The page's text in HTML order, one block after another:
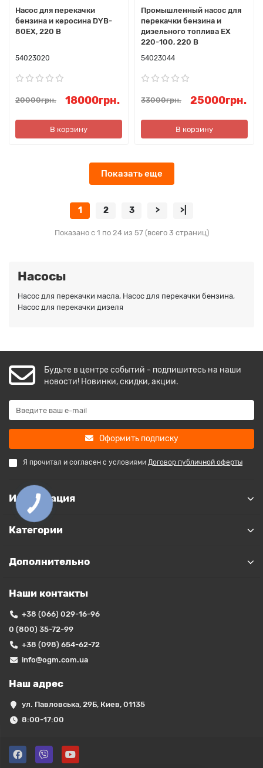
Насос для перекачки
бензина и керосина DYB-
80EX, 220 В
54023020
20000грн. 18000грн.
В корзину
Промышленный насос для
перекачки бензина и
дизельного топлива EX
220-100, 220 В
54023044
33000грн. 25000грн.
В корзину
Показать еще
1 2 3 > >|
Показано с 1 по 24 из 57 (всего 3 страниц)
Насосы
Насос для перекачки масла, Насос для перекачки бензина,
Насос для перекачки дизеля
Будьте в центре событий - подпишитесь на наши
новости! Новинки, скидки, акции.
Оформить подписку
Я прочитал и согласен с условиями Договор публичной оферты
Информация
Категории
Дополнительно
Наши контакты
+38 (066) 029-16-96
0 (800) 35-72-99
+38 (098) 654-62-72
info@ogm.com.ua
Наш адрес
ул. Павловська, 29Б, Киев, 01135
8:00-17:00